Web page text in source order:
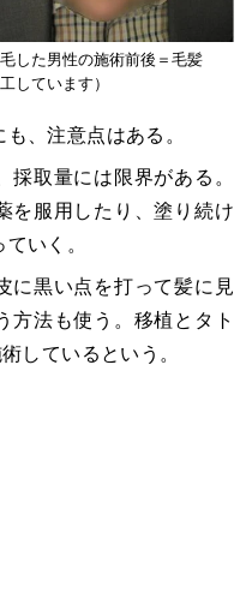
した男性の施術前後＝毛髪
しています）
、注意点はある。
取量には限界がある。
を服用したり、塗り続け
いく。
に黒い点を打って髪に見
方法も使う。移植とタト
しているという。